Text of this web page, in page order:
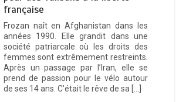
française
Frozan naît en Afghanistan dans les
années 1990. Elle grandit dans une
société patriarcale où les droits des
femmes sont extrêmement restreints.
Après un passage par l’Iran, elle se
prend de passion pour le vélo autour
de ses 14 ans. C’était le rêve de sa […]